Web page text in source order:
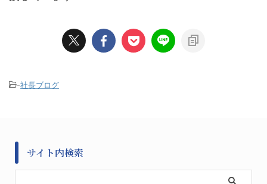
-社長ブログ
サイト内検索